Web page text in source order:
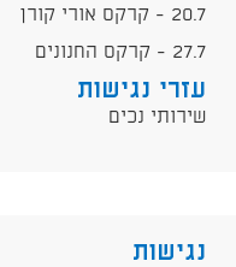
20.7 - קרקס אורי קורן
27.7 - קרקס החנונים​
עזרי נגישות
שירותי נכים
נגישות